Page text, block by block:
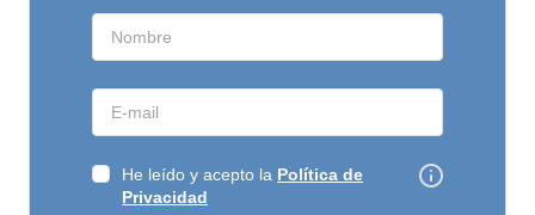
He leído y acepto la Política de
Privacidad